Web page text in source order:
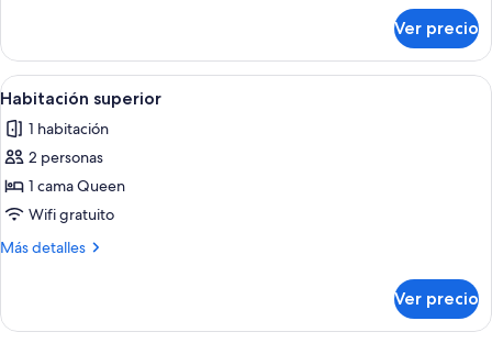
doble
estándar
Ver precio
Abrir
todas
las
fotos
de
Habitación
superior
Un dormitorio con cama, televisor
1
Habitación superior
1 habitación
2 personas
1 cama Queen
Wifi gratuito
Más detalles
Más
superior
Ver precio